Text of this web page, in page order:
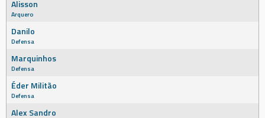
Alisson
Arquero
Danilo
Defensa
Marquinhos
Defensa
Éder Militão
Defensa
Alex Sandro